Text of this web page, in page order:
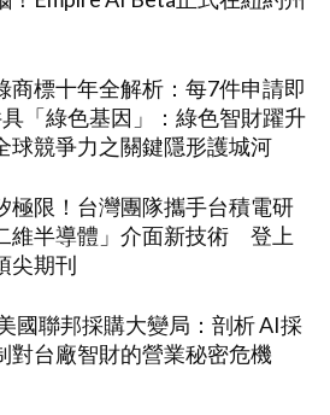
商標十年全解析：每7件申請即
「綠色基因」：綠色智財躍升
球競爭力之關鍵隱形護城河
極限！台灣團隊攜手台積電研
維半導體」介面新技術 登上
尖期刊
國聯邦採購大變局：剖析 AI採
對台廠智財的營業秘密危機